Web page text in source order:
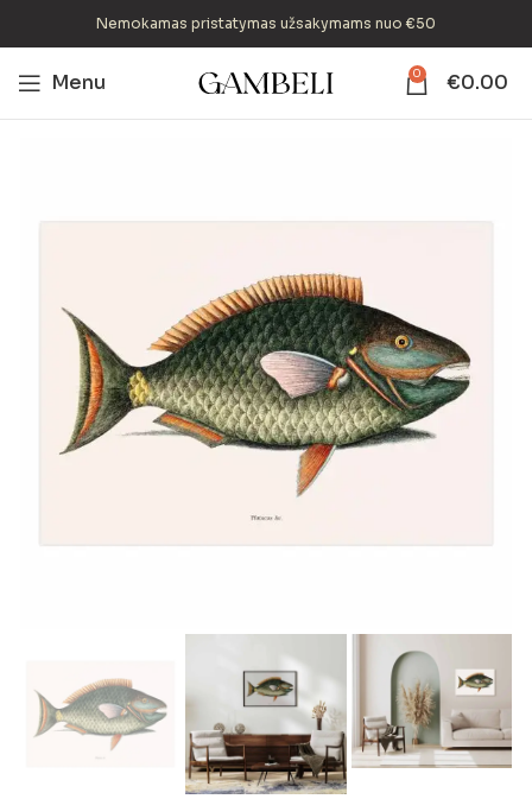
Nemokamas pristatymas užsakymams nuo €50
Menu 0 €0.00